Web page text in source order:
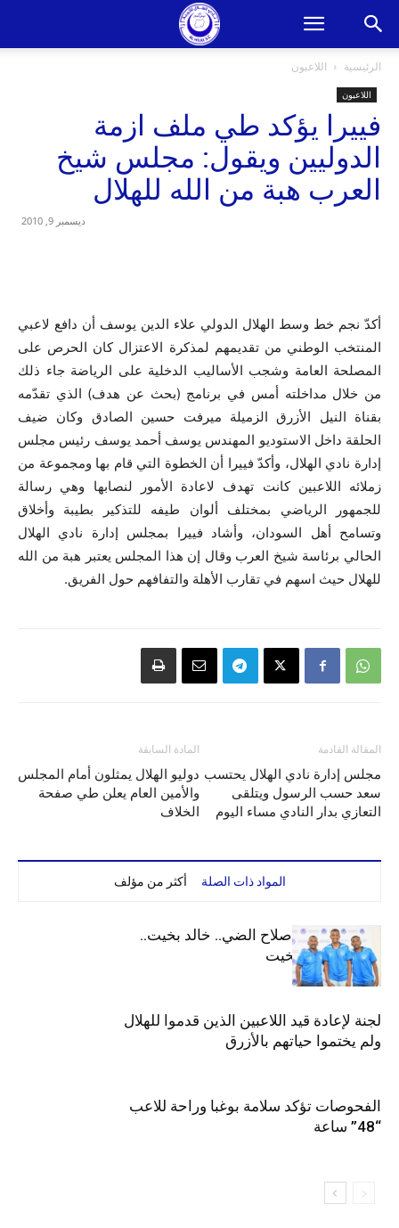
الرئيسية اللاعبون
اللاعبون
فييرا يؤكد طي ملف ازمة
الدوليين ويقول: مجلس شيخ
العرب هبة من الله للهلال
ديسمبر 9, 2010
أكدّ نجم خط وسط الهلال الدولي علاء الدين يوسف أن دافع لاعبي
المنتخب الوطني من تقديمهم لمذكرة الاعتزال كان الحرص على
المصلحة العامة وشجب الأساليب الدخلية على الرياضة جاء ذلك
من خلال مداخلته أمس في برنامج (بحث عن هدف) الذي تقدّمه
بقناة النيل الأزرق الزميلة ميرفت حسين الصادق وكان ضيف
الحلقة داخل الاستوديو المهندس يوسف أحمد يوسف رئيس مجلس
إدارة نادي الهلال، وأكدّ فييرا أن الخطوة التي قام بها ومجموعة من
زملائه اللاعبين كانت تهدف لاعادة الأمور لنصابها وهي رسالة
للجمهور الرياضي بمختلف ألوان طيفه للتذكير بطيبة وأخلاق
وتسامح أهل السودان، وأشاد فييرا بمجلس إدارة نادي الهلال
الحالي برئاسة شيخ العرب وقال إن هذا المجلس يعتبر هبة من الله
للهلال حيث اسهم في تقارب الأهلة والتفافهم حول الفريق.
المادة السابقة
دوليو الهلال يمثلون أمام المجلس
والأمين العام يعلن طي صفحة
الخلاف
المقالة القادمة
مجلس إدارة نادي الهلال يحتسب
سعد حسب الرسول ويتلقى
التعازي بدار النادي مساء اليوم
المواد ذات الصلة أكثر من مؤلف
الهلال يعيد قيد صلاح الضي.. خالد بخيت..
جوليت وعمر بخيت
لجنة لإعادة قيد اللاعبين الذين قدموا للهلال
ولم يختموا حياتهم بالأزرق
الفحوصات تؤكد سلامة بوغبا وراحة للاعب
“48” ساعة